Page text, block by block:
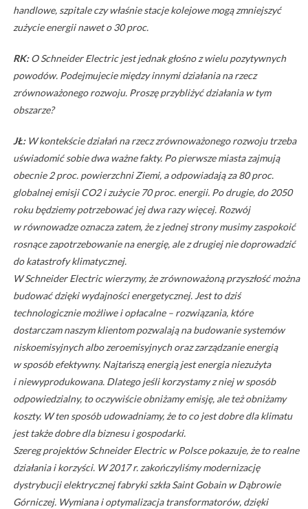
handlowe, szpitale czy właśnie stacje kolejowe mogą zmniejszyć
zużycie energii nawet o 30 proc.
RK:O Schneider Electric jest jednak głośno z wielu pozytywnych
powodów. Podejmujecie między innymi działania na rzecz
zrównoważonego rozwoju. Proszę przybliżyć działania w tym
obszarze?
JŁ:W kontekście działań na rzecz zrównoważonego rozwoju trzeba
uświadomić sobie dwa ważne fakty. Po pierwsze miasta zajmują
obecnie 2 proc. powierzchni Ziemi, a odpowiadają za 80 proc.
globalnej emisji CO2 i zużycie 70 proc. energii. Po drugie, do 2050
roku będziemy potrzebować jej dwa razy więcej. Rozwój
w równowadze oznacza zatem, że z jednej strony musimy zaspokoić
rosnące zapotrzebowanie na energię, ale z drugiej nie doprowadzić
do katastrofy klimatycznej.
W Schneider Electric wierzymy, że zrównoważoną przyszłość można
budować dzięki wydajności energetycznej. Jest to dziś
technologicznie możliwe i opłacalne – rozwiązania, które
dostarczam naszym klientom pozwalają na budowanie systemów
niskoemisyjnych albo zeroemisyjnych oraz zarządzanie energią
w sposób efektywny. Najtańszą energią jest energia niezużyta
i niewyprodukowana. Dlatego jeśli korzystamy z niej w sposób
odpowiedzialny, to oczywiście obniżamy emisję, ale też obniżamy
koszty. W ten sposób udowadniamy, że to co jest dobre dla klimatu
jest także dobre dla biznesu i gospodarki.
Szereg projektów Schneider Electric w Polsce pokazuje, że to realne
działania i korzyści. W 2017 r. zakończyliśmy modernizację
dystrybucji elektrycznej fabryki szkła Saint Gobain w Dąbrowie
Górniczej. Wymiana i optymalizacja transformatorów, dzięki